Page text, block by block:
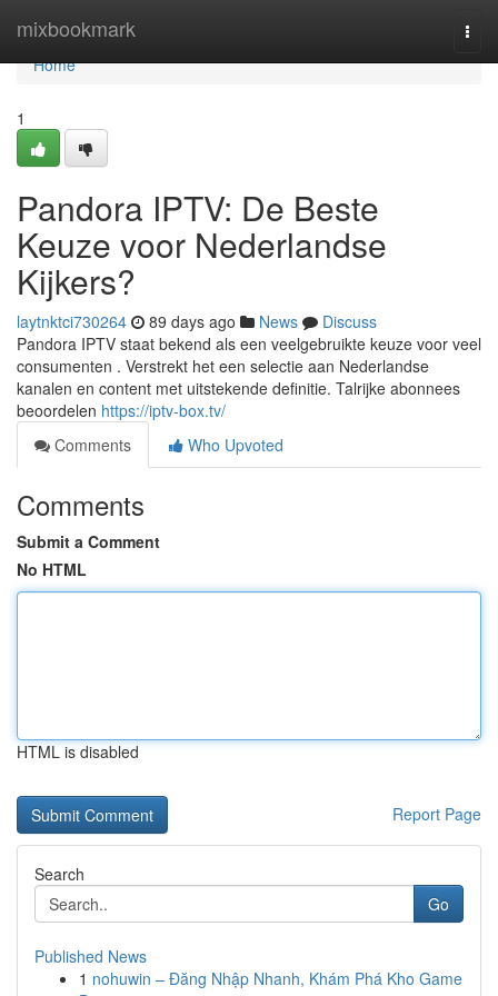
mixbookmark
Home
Home
1
Pandora IPTV: De Beste
Keuze voor Nederlandse
Kijkers?
laytnktci730264 89 days ago News
Discuss
Pandora IPTV staat bekend als een veelgebruikte keuze voor veel
consumenten . Verstrekt het een selectie aan Nederlandse
kanalen en content met uitstekende definitie. Talrijke abonnees
beoordelen https://iptv-box.tv/
Comments
Who Upvoted
Comments
Submit a Comment
No HTML
HTML is disabled
Report Page
Search
Go
Published News
1 nohuwin – Đăng Nhập Nhanh, Khám Phá Kho Game